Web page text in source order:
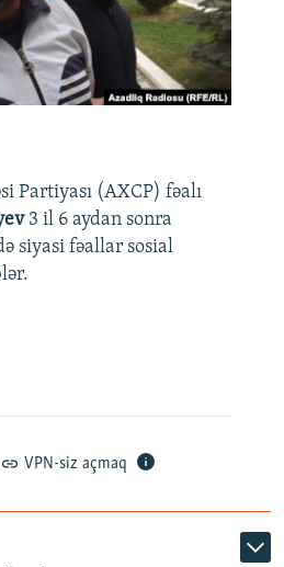
Partiyası (AXCP) fəalı
3 il 6 aydan sonra
siyasi fəallar sosial
VPN-siz açmaq